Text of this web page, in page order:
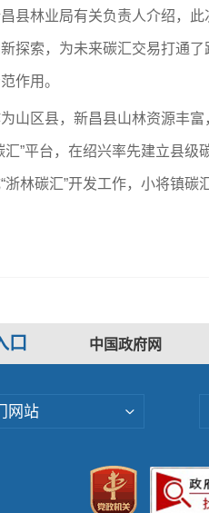
林业局有关负责人介绍，此次
探索，为未来碳汇交易打通
作用。
区县，新昌县山林资源丰富
汇”平台，在绍兴率先建立县
浙林碳汇”开发工作，小将镇碳
口 中国政府网
网站